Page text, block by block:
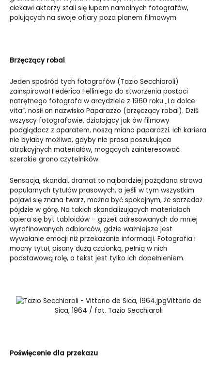
ciekawi aktorzy stali się łupem namolnych fotografów,
polujących na swoje ofiary poza planem filmowym.
Brzęczący robal
Jeden spośród tych fotografów (Tazio Secchiaroli)
zainspirował Federico Felliniego do stworzenia postaci
natrętnego fotografa w arcydziele z 1960 roku „La dolce
vita”, nosił on nazwisko Paparazzo (brzęczący robal). Dziś
wszyscy fotografowie, działający jak ów filmowy
podglądacz z aparatem, noszą miano paparazzi. Ich kariera
nie byłaby możliwa, gdyby nie prasa poszukująca
atrakcyjnych materiałów, mogących zainteresować
szerokie grono czytelników.
Sensacja, skandal, dramat to najbardziej pożądana strawa
popularnych tytułów prasowych, a jeśli w tym wszystkim
pojawi się znana twarz, można być spokojnym, że sprzedaż
pójdzie w górę. Na takich skandalizujących materiałach
opiera się byt tabloidów – gazet adresowanych do mniej
wyrafinowanych odbiorców, gdzie ważniejsze jest
wywołanie emocji niż przekazanie informacji. Fotografia i
mocny tytuł, pisany dużą czcionką, pełnią w nich
podstawową rolę, a tekst jest tylko ich dopełnieniem.
Vittorio de
Sica, 1964 / fot. Tazio Secchiaroli
Poświęcenie dla przekazu